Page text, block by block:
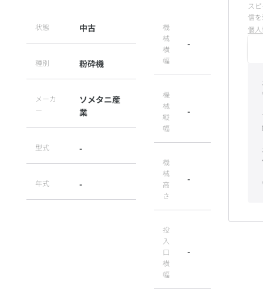
状態 中古
種別 粉砕機
メーカ
ー
ソメタニ産
業
型式 -
年式 -
機
械
横
幅
-
機
械
縦
幅
-
機
械
高
さ
-
投
入
口
横
幅
-
ス
信
個